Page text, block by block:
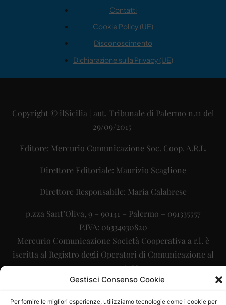
Gestisci Consenso Cookie
Per fornire le migliori esperienze, utilizziamo tecnologie come i cookie per
Contatti
Cookie Policy (UE)
Disconoscimento
Dichiarazione sulla Privacy (UE)
Copyright © ilSicilia | aut. Tribunale di Palermo n.11 del
29/09/2015
Editore: Mercurio Comunicazione Soc. Coop. A.R.L.
Direttore Editoriale: Maurizio Scaglione
Direttore Responsabile: Maria Calabrese
p.zza Sant’Oliva, 9 – 90141 – Palermo – 091335557
P.IVA: 06334930820
Mercurio Comunicazione Società Cooperativa a r.l. è
iscritta al Registro degli Operatori di Comunicazione al
numero 26988